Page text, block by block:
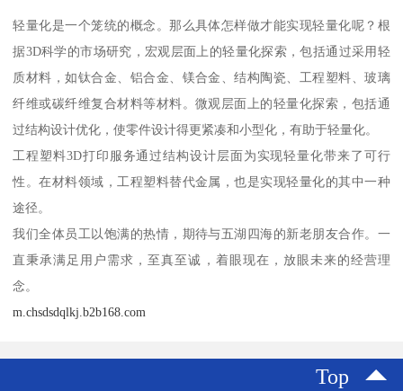
轻量化是一个笼统的概念。那么具体怎样做才能实现轻量化呢？根
据3D科学的市场研究，宏观层面上的轻量化探索，包括通过采用轻
质材料，如钛合金、铝合金、镁合金、结构陶瓷、工程塑料、玻璃
纤维或碳纤维复合材料等材料。微观层面上的轻量化探索，包括通
过结构设计优化，使零件设计得更紧凑和小型化，有助于轻量化。
工程塑料3D打印服务通过结构设计层面为实现轻量化带来了可行
性。在材料领域，工程塑料替代金属，也是实现轻量化的其中一种
途径。
我们全体员工以饱满的热情，期待与五湖四海的新老朋友合作。一
直秉承满足用户需求，至真至诚，着眼现在，放眼未来的经营理
念。
m.chsdsdqlkj.b2b168.com
Top